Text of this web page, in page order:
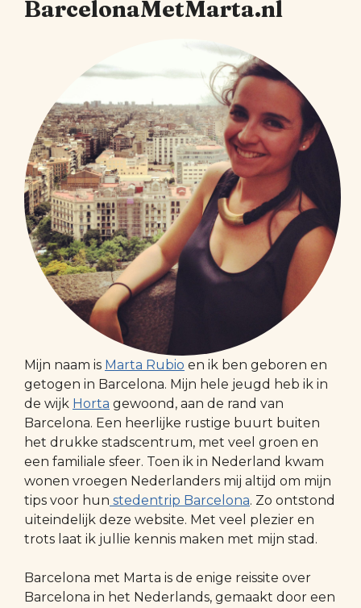
BarcelonaMetMarta.nl
Mijn naam is Marta Rubio en ik ben geboren en
getogen in Barcelona. Mijn hele jeugd heb ik in
de wijk Horta gewoond, aan de rand van
Barcelona. Een heerlijke rustige buurt buiten
het drukke stadscentrum, met veel groen en
een familiale sfeer. Toen ik in Nederland kwam
wonen vroegen Nederlanders mij altijd om mijn
tips voor hun stedentrip Barcelona. Zo ontstond
uiteindelijk deze website. Met veel plezier en
trots laat ik jullie kennis maken met mijn stad.
Barcelona met Marta is de enige reissite over
Barcelona in het Nederlands, gemaakt door een